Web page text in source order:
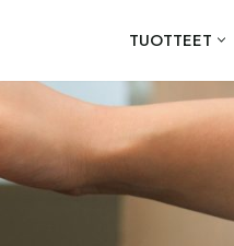
TUOTTEET